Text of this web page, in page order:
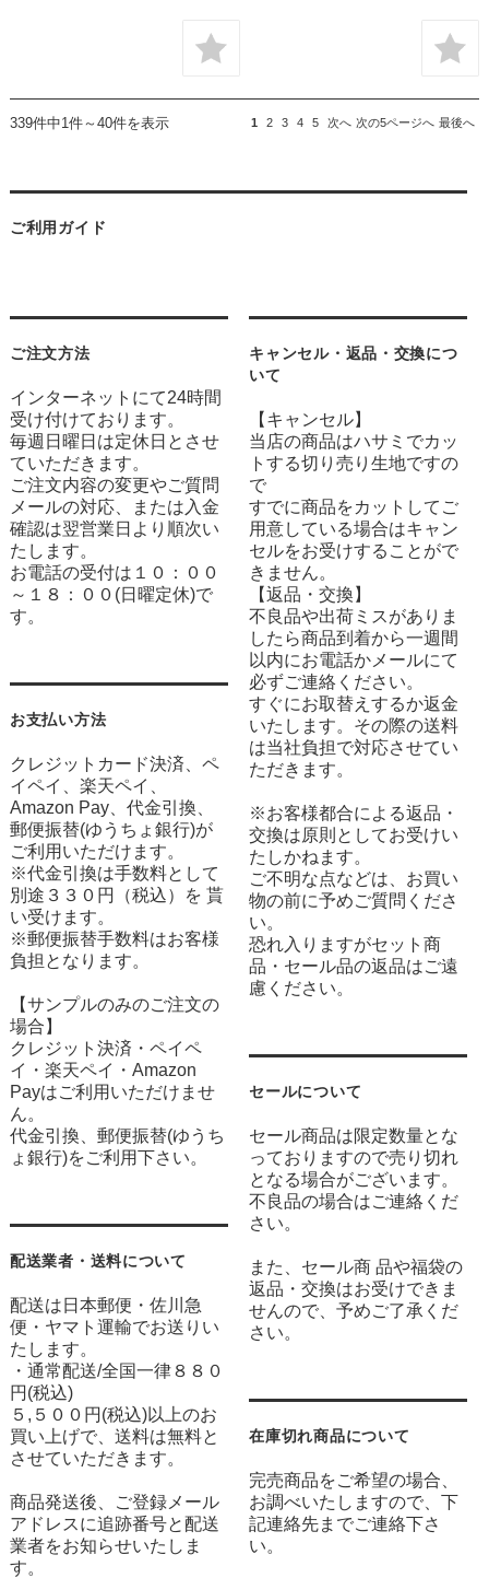
339件中1件～40件を表示 1 2 3 4 5 次へ 次の5ページへ 最後へ
ご利用ガイド
ご注文方法
インターネットにて24時間
受け付けております。
毎週日曜日は定休日とさせ
ていただきます。
ご注文内容の変更やご質問
メールの対応、または入金
確認は翌営業日より順次い
たします。
お電話の受付は１０：００
～１８：００(日曜定休)で
す。
お支払い方法
クレジットカード決済、ペ
イペイ、楽天ペイ、
Amazon Pay、代金引換、
郵便振替(ゆうちょ銀行)が
ご利用いただけます。
※代金引換は手数料として
別途３３０円（税込）を 貰
い受けます。
※郵便振替手数料はお客様
負担となります。
【サンプルのみのご注文の
場合】
クレジット決済・ペイペ
イ・楽天ペイ・Amazon
Payはご利用いただけませ
ん。
代金引換、郵便振替(ゆうち
ょ銀行)をご利用下さい。
配送業者・送料について
配送は日本郵便・佐川急
便・ヤマト運輸でお送りい
たします。
・通常配送/全国一律８８０
円(税込)
５,５００円(税込)以上のお
買い上げで、送料は無料と
させていただきます。
商品発送後、ご登録メール
アドレスに追跡番号と配送
業者をお知らせいたしま
す。
キャンセル・返品・交換につ
いて
【キャンセル】
当店の商品はハサミでカッ
トする切り売り生地ですの
で
すでに商品をカットしてご
用意している場合はキャン
セルをお受けすることがで
きません。
【返品・交換】
不良品や出荷ミスがありま
したら商品到着から一週間
以内にお電話かメールにて
必ずご連絡ください。
すぐにお取替えするか返金
いたします。その際の送料
は当社負担で対応させてい
ただきます。
※お客様都合による返品・
交換は原則としてお受けい
たしかねます。
ご不明な点などは、お買い
物の前に予めご質問くださ
い。
恐れ入りますがセット商
品・セール品の返品はご遠
慮ください。
セールについて
セール商品は限定数量とな
っておりますので売り切れ
となる場合がございます。
不良品の場合はご連絡くだ
さい。
また、セール商 品や福袋の
返品・交換はお受けできま
せんので、予めご了承くだ
さい。
在庫切れ商品について
完売商品をご希望の場合、
お調べいたしますので、下
記連絡先までご連絡下さ
い。